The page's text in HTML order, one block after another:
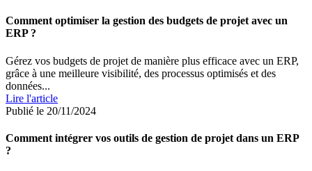
Comment optimiser la gestion des budgets de projet avec un
ERP ?
Gérez vos budgets de projet de manière plus efficace avec un ERP,
grâce à une meilleure visibilité, des processus optimisés et des
données...
Lire l'article
Publié le 20/11/2024
Comment intégrer vos outils de gestion de projet dans un ERP
?